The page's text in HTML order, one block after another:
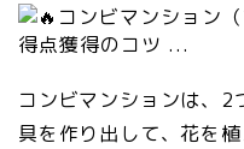
コンビマンションは、2
具を作り出して、花を